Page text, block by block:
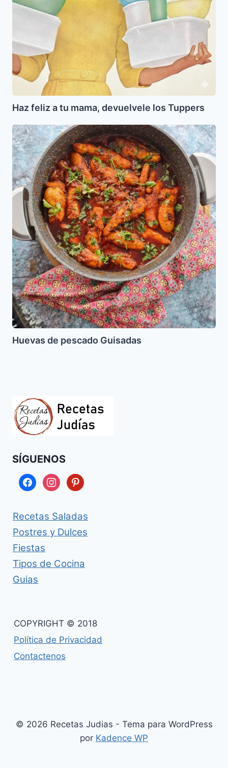
Haz feliz a tu mama, devuelvele los Tuppers
Huevas
de
pescado
Guisadas
Huevas de pescado Guisadas
SÍGUENOS
facebookinstagrampinterest
Recetas Saladas
Postres y Dulces
Fiestas
Tipos de Cocina
Guias
COPYRIGHT © 2018
Política de Privacidad
Contactenos
© 2026 Recetas Judias - Tema para WordPress
por Kadence WP